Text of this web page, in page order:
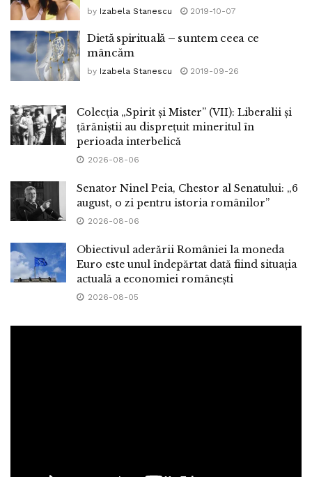
by Izabela Stanescu 2019-10-07
Dietă spirituală – suntem ceea ce
mâncăm
by Izabela Stanescu 2019-09-26
Colecția „Spirit și Mister” (VII): Liberalii și
țărăniștii au disprețuit mineritul în
perioada interbelică
2026-08-06
Senator Ninel Peia, Chestor al Senatului: „6
august, o zi pentru istoria românilor”
2026-08-06
Obiectivul aderării României la moneda
Euro este unul îndepărtat dată fiind situația
actuală a economiei românești
2026-08-05